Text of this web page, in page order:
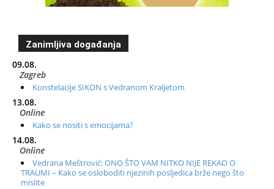
Zanimljiva događanja
09.08.
Zagreb
Konstelacije SIKON s Vedranom Kraljetom
13.08.
Online
Kako se nositi s emocijama?
14.08.
Online
Vedrana Meštrović: ONO ŠTO VAM NITKO NIJE REKAO O
TRAUMI – Kako se osloboditi njezinih posljedica brže nego što
mislite